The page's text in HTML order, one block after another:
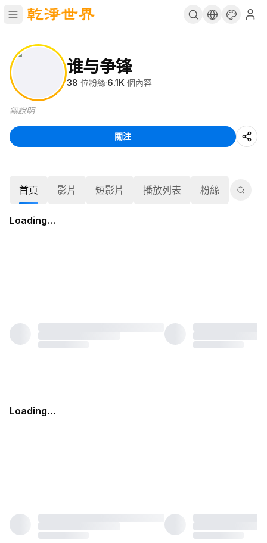
谁与争锋
38 位粉絲·6.1K 個內容
無說明
關注
首頁 影片 短影片 播放列表 粉絲
Loading…
Loading…